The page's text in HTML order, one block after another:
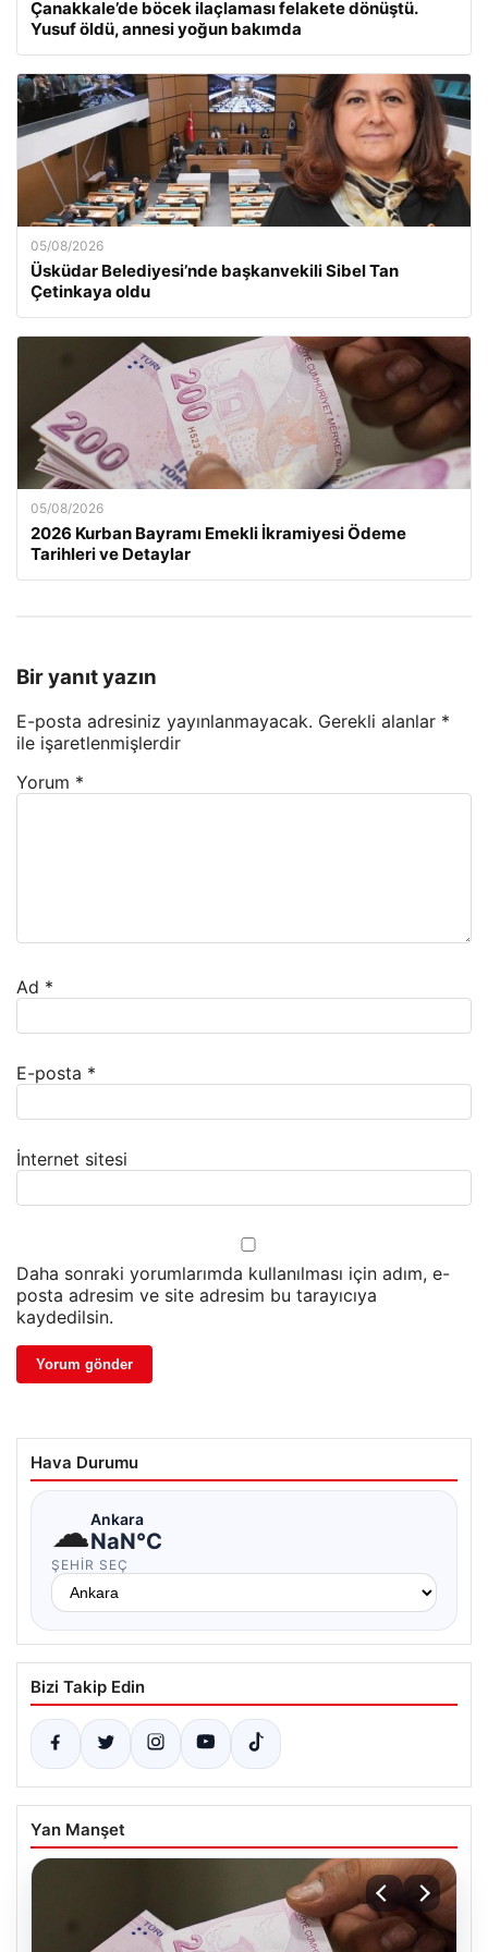
Çanakkale’de böcek ilaçlaması felakete dönüştü.
Yusuf öldü, annesi yoğun bakımda
05/08/2026
Üsküdar Belediyesi’nde başkanvekili Sibel Tan
Çetinkaya oldu
05/08/2026
2026 Kurban Bayramı Emekli İkramiyesi Ödeme
Tarihleri ve Detaylar
Bir yanıt yazın
E-posta adresiniz yayınlanmayacak. Gerekli alanlar *
ile işaretlenmişlerdir
Yorum *
Ad *
E-posta *
İnternet sitesi
Daha sonraki yorumlarımda kullanılması için adım, e-
posta adresim ve site adresim bu tarayıcıya
kaydedilsin.
Hava Durumu
☁Ankara
NaN°C
ŞEHIR SEÇ
Bizi Takip Edin
Yan Manşet